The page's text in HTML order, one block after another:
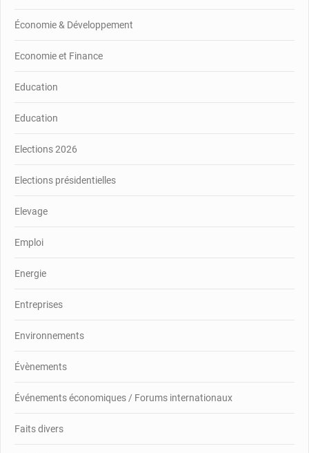
Économie & Développement
Economie et Finance
Education
Education
Elections 2026
Elections présidentielles
Elevage
Emploi
Energie
Entreprises
Environnements
Évènements
Événements économiques / Forums internationaux
Faits divers